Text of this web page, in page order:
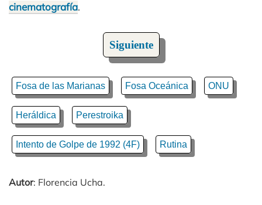
cinematografía.
Siguiente
Fosa de las Marianas Fosa Oceánica ONU
Heráldica Perestroika
Intento de Golpe de 1992 (4F) Rutina
Autor: Florencia Ucha.